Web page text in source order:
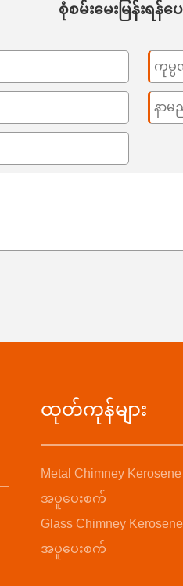
စုံစမ်းမေးမြန်းရန်ပေ
ထုတ်ကုန်များ
Metal Chimney Kerosene
အပူပေးစက်
Glass Chimney Kerosene
အပူပေးစက်